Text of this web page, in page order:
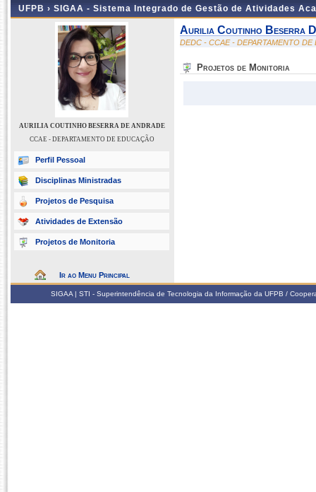
UFPB › SIGAA - Sistema Integrado de Gestão de Atividades
AURILIA COUTINHO BESERRA DE ANDRADE
CCAE - DEPARTAMENTO DE EDUCAÇÃO
Perfil Pessoal
Disciplinas Ministradas
Projetos de Pesquisa
Atividades de Extensão
Projetos de Monitoria
Ir ao Menu Principal
Aurilia Coutinho Beserra
DEDC - CCAE - DEPARTAMENTO DE
Projetos de Monitoria
SIGAA | STI - Superintendência de Tecnologia da Informação da UFPB /